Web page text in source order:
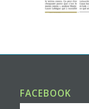
FACEBOOK